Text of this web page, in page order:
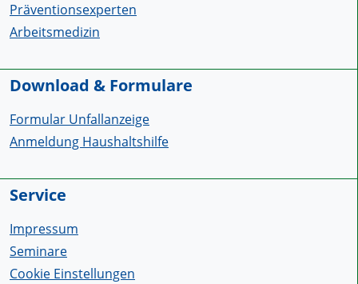
Präventionsexperten
Arbeitsmedizin
Download & Formulare
Formular Unfallanzeige
Anmeldung Haushaltshilfe
Service
Impressum
Seminare
Cookie Einstellungen